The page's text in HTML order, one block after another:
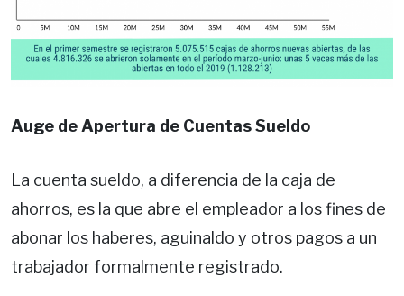
Auge de Apertura de Cuentas Sueldo
La cuenta sueldo, a diferencia de la caja de
ahorros, es la que abre el empleador a los fines de
abonar los haberes, aguinaldo y otros pagos a un
trabajador formalmente registrado.